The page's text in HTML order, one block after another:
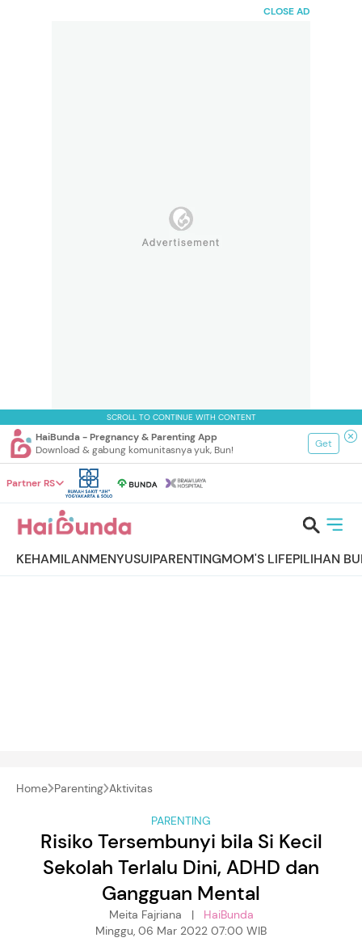
CLOSE AD
SCROLL TO CONTINUE WITH CONTENT
HaiBunda - Pregnancy & Parenting App
Download & gabung komunitasnya yuk, Bun!
Get
Partner RS
KEHAMILANMENYUSUIPARENTINGMOM'S LIFEPILIHAN
Home Parenting Aktivitas
PARENTING
Risiko Tersembunyi bila Si Kecil
Sekolah Terlalu Dini, ADHD dan
Gangguan Mental
Meita Fajriana | HaiBunda
Minggu, 06 Mar 2022 07:00 WIB